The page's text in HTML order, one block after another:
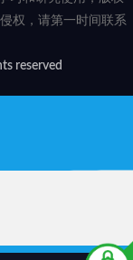
权，请第一时间联系
reserved